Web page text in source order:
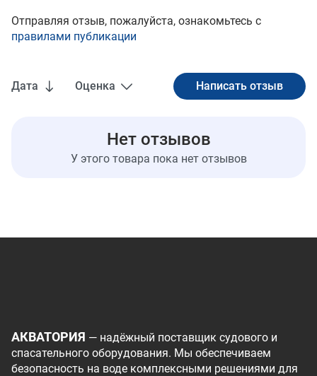
Дата Оценка
Нет отзывов
У этого товара пока нет отзывов
Отправляя отзыв, пожалуйста, ознакомьтесь с
правилами публикации
АКВАТОРИЯ — надёжный поставщик судового и
спасательного оборудования. Мы обеспечиваем
безопасность на воде комплексными решениями для